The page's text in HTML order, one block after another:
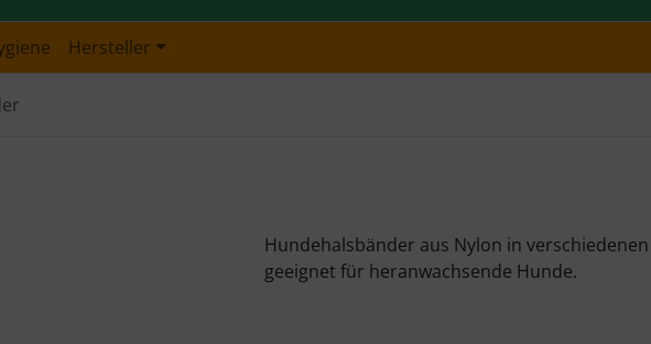
Hersteller
Hundehalsbänder aus Nylon in
geeignet für heranwachsende Hunde.